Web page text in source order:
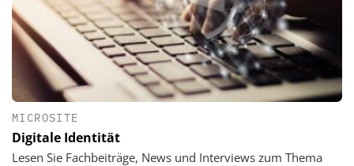
MICROSITE
Digitale Identität
Lesen Sie Fachbeiträge, News und Interviews zum Thema